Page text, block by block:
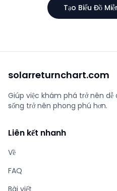
Tạo Biểu Đồ
solarreturnchart.com
Giúp việc khám phá trở nên
sống trở nên phong phú hơn.
Liên kết nhanh
Về
FAQ